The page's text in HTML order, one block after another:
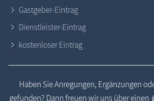
Gastgeber-Eintrag
Dienstleister-Eintrag
kostenloser Eintrag
Haben Sie Anregungen, Ergänzungen
gefunden? Dann freuen wir uns über einen